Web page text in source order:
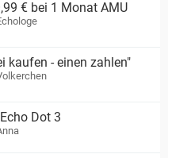
€ bei 1 Monat AMU
kaufen - einen zahlen"
Dot 3